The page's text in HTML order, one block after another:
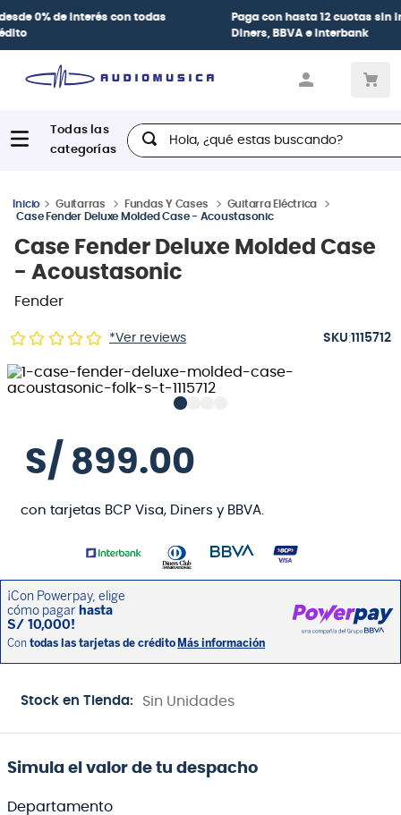
Paga conhasta 12 cuotas sin interesescon tarjetasBCP Visa,
Hola, ¿qué estas buscando?
Guitarras Fundas Y Cases
Guitarra Eléctrica
Case Fender Deluxe Molded Case - Acoustasonic
Case Fender Deluxe Molded Case
- Acoustasonic
Fender
*Ver reviews :1115712
S/ 899.00
con tarjetas BCP Visa, Diners y BBVA.
Stock en Tienda: Sin Unidades
Simula el valor de tu despacho
Departamento